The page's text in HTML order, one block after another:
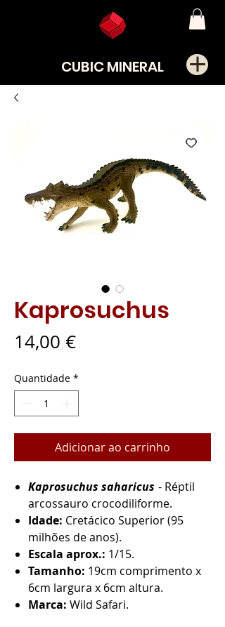
CUBIC MINERAL
Kaprosuchus
14,00 €Preço
Quantidade *
Adicionar ao carrinho
Kaprosuchus saharicus - Réptil
arcossauro crocodiliforme.
Idade: Cretácico Superior (95
milhões de anos).
Escala aprox.: 1/15.
Tamanho: 19cm comprimento x
6cm largura x 6cm altura.
Marca: Wild Safari.